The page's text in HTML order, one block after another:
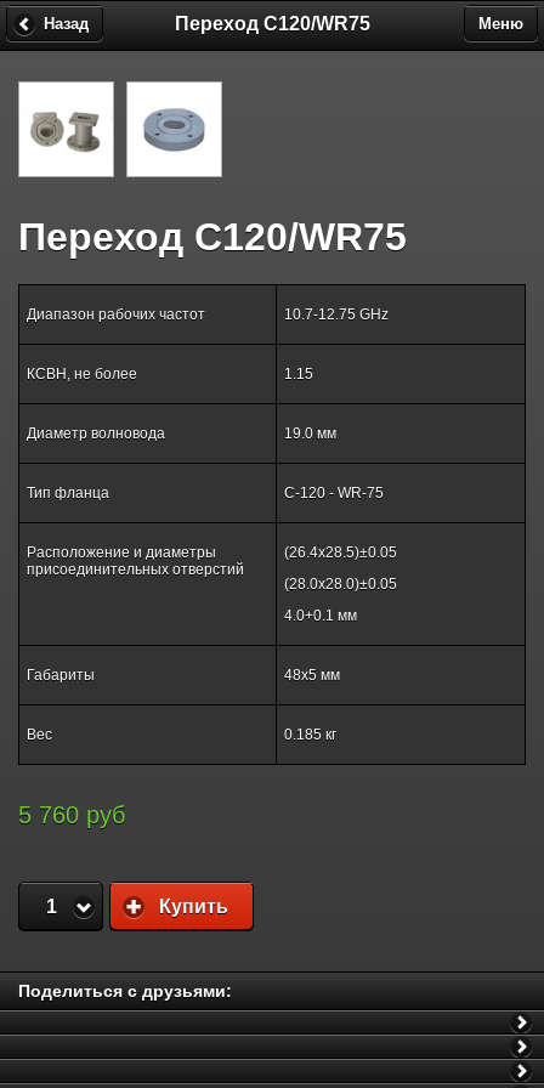
Переход C120/WR75
Назад Меню
Переход C120/WR75
Диапазон рабочих частот 10.7-12.75 GHz
КСВН, не более 1.15
Диаметр волновода 19.0 мм
Тип фланца C-120 - WR-75
Расположение и диаметры
присоединительных отверстий
(26.4х28.5)±0.05
(28.0х28.0)±0.05
4.0+0.1 мм
Габариты 48х5 мм
Вес 0.185 кг
5 760 руб
1 Купить
Поделиться с друзьями: